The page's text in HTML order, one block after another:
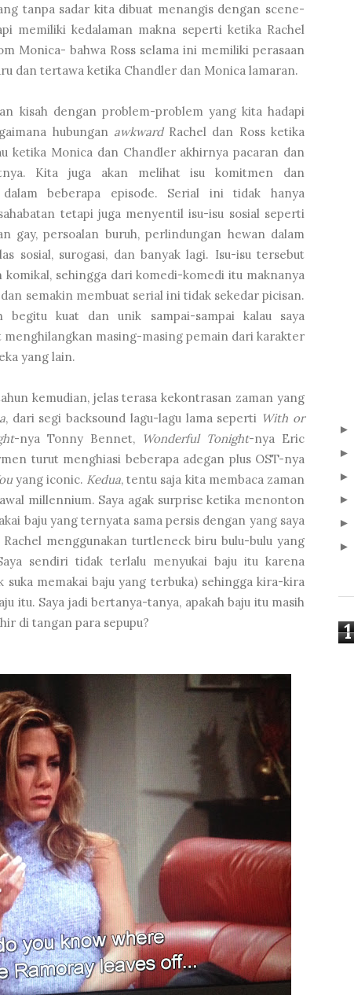
tanpa sadar kita dibuat menangis dengan scene-
memiliki kedalaman makna seperti ketika Rachel
Monica- bahwa Ross selama ini memiliki perasaan
dan tertawa ketika Chandler dan Monica lamaran.
kisah dengan problem-problem yang kita hadapi
hubungan awkwardRachel dan Ross ketika
ketika Monica dan Chandler akhirnya pacaran dan
Kita juga akan melihat isu komitmen dan
beberapa episode. Serial ini tidak hanya
tetapi juga menyentil isu-isu sosial seperti
gay, persoalan buruh, perlindungan hewan dalam
sosial, surogasi, dan banyak lagi. Isu-isu tersebut
sehingga dari komedi-komedi itu maknanya
semakin membuat serial ini tidak sekedar picisan.
begitu kuat dan unik sampai-sampai kalau saya
masing-masing pemain dari karakter
yang lain.
kemudian, jelas terasa kekontrasan zaman yang
, dari segi backsound lagu-lagu lama seperti With or
-nya Tonny Bennet, Wonderful Tonight-nya Eric
turut menghiasi beberapa adegan plus OST-nya
yang iconic. Kedua, tentu saja kita membaca zaman
millennium. Saya agak surprise ketika menonton
baju yang ternyata sama persis dengan yang saya
menggunakan turtleneck biru bulu-bulu yang
sendiri tidak terlalu menyukai baju itu karena
memakai baju yang terbuka) sehingga kira-kira
itu. Saya jadi bertanya-tanya, apakah baju itu masih
di tangan para sepupu?
►
►
►
►
►
►
1